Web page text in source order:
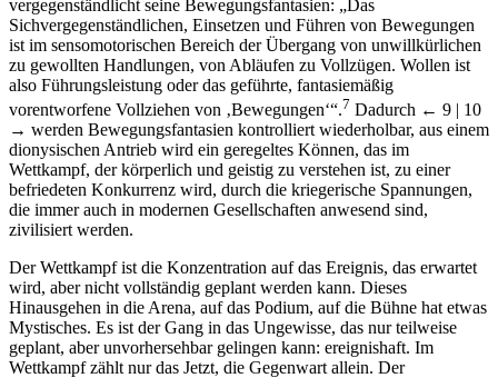
vergegenständlicht seine Bewegungsfantasien: „Das
Sichvergegenständlichen, Einsetzen und Führen von Bewegungen
ist im sensomotorischen Bereich der Übergang von unwillkürlichen
zu gewollten Handlungen, von Abläufen zu Vollzügen. Wollen ist
also Führungsleistung oder das geführte, fantasiemäßig
vorentworfene Vollziehen von ‚Bewegungen‘“.7 Dadurch ← 9 | 10
→ werden Bewegungsfantasien kontrolliert wiederholbar, aus einem
dionysischen Antrieb wird ein geregeltes Können, das im
Wettkampf, der körperlich und geistig zu verstehen ist, zu einer
befriedeten Konkurrenz wird, durch die kriegerische Spannungen,
die immer auch in modernen Gesellschaften anwesend sind,
zivilisiert werden.
Der Wettkampf ist die Konzentration auf das Ereignis, das erwartet
wird, aber nicht vollständig geplant werden kann. Dieses
Hinausgehen in die Arena, auf das Podium, auf die Bühne hat etwas
Mystisches. Es ist der Gang in das Ungewisse, das nur teilweise
geplant, aber unvorhersehbar gelingen kann: ereignishaft. Im
Wettkampf zählt nur das Jetzt, die Gegenwart allein. Der